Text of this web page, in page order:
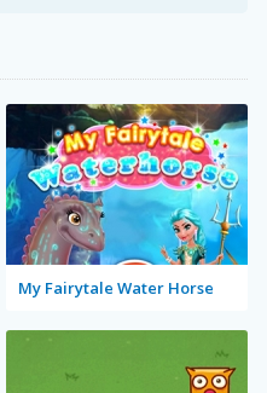
My Fairytale Water Horse